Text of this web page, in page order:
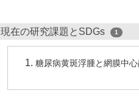
現在の研究課題とSDGs 1
糖尿病黄斑浮腫と網膜中